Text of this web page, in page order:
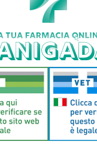
€8,90€7,83
Aggiungi al carrello